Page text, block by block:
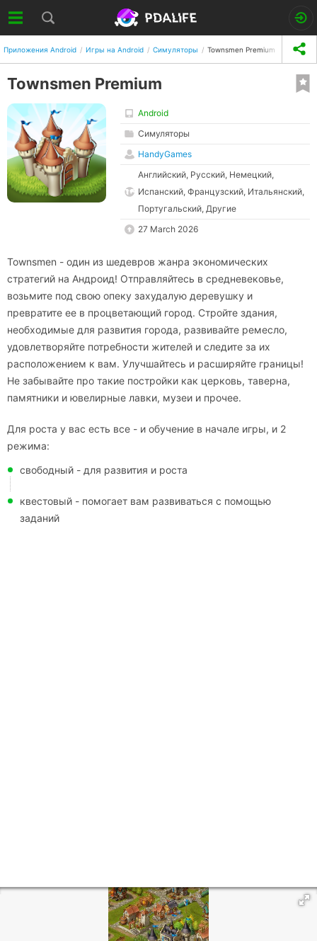
Приложения Android Игры на Android Симуляторы Townsmen Premium
Townsmen Premium
Android
Симуляторы
HandyGames
Английский, Русский, Немецкий,
Испанский, Французский, Итальянский,
Португальский, Другие
27 March 2026
Townsmen - один из шедевров жанра экономических
стратегий на Андроид! Отправляйтесь в средневековье,
возьмите под свою опеку захудалую деревушку и
превратите ее в процветающий город. Стройте здания,
необходимые для развития города, развивайте ремесло,
удовлетворяйте потребности жителей и следите за их
расположением к вам. Улучшайтесь и расширяйте границы!
Не забывайте про такие постройки как церковь, таверна,
памятники и ювелирные лавки, музеи и прочее.
Для роста у вас есть все - и обучение в начале игры, и 2
режима:
свободный - для развития и роста
квестовый - помогает вам развиваться с помощью
заданий